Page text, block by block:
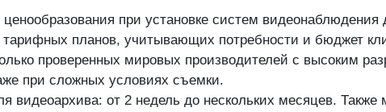
при установке систем
планов, учитывающих потребности и бюджет
проверенных мировых производителей с высоким
при сложных условиях съемки.
от 2 недель до нескольких месяцев. Также